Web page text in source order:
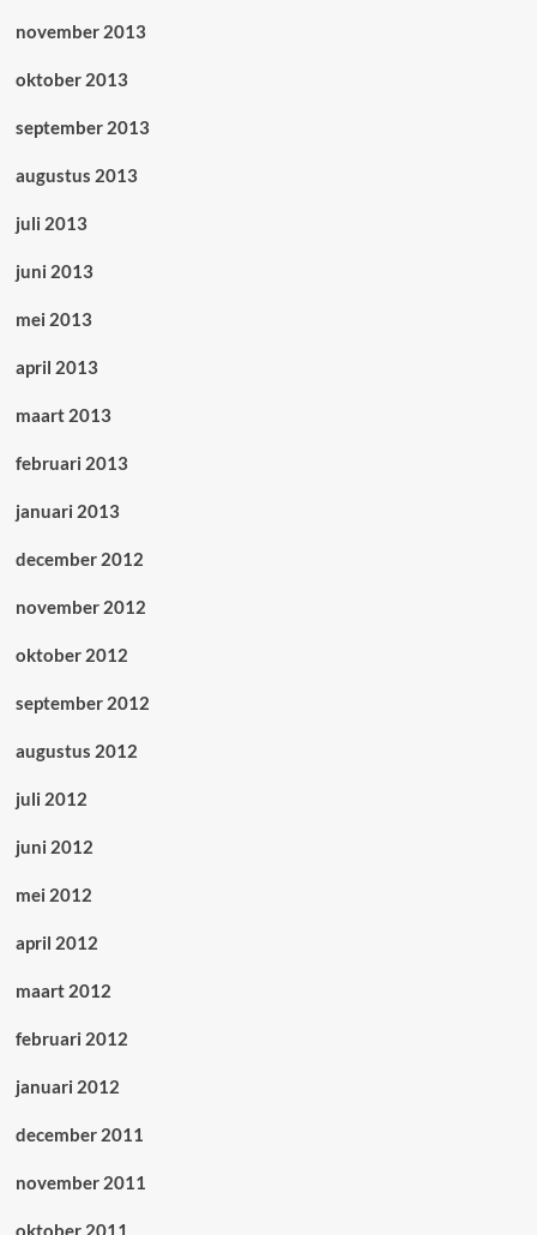
november 2013
oktober 2013
september 2013
augustus 2013
juli 2013
juni 2013
mei 2013
april 2013
maart 2013
februari 2013
januari 2013
december 2012
november 2012
oktober 2012
september 2012
augustus 2012
juli 2012
juni 2012
mei 2012
april 2012
maart 2012
februari 2012
januari 2012
december 2011
november 2011